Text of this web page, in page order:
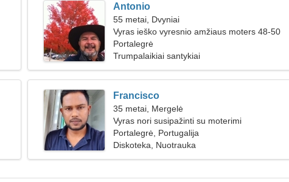
Antonio
55 metai, Dvyniai
Vyras ieško vyresnio amžiaus moters 48-50
Portalegrė
Trumpalaikiai santykiai
Francisco
35 metai, Mergelė
Vyras nori susipažinti su moterimi
Portalegrė, Portugalija
Diskoteka, Nuotrauka